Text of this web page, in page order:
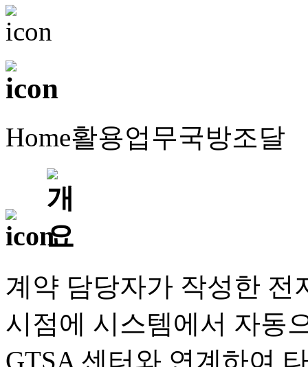
Home활용업무국방조달
계약 담당자가 작성한 전
시점에 시스템에서 자동
GTSA 센터와 연계하여